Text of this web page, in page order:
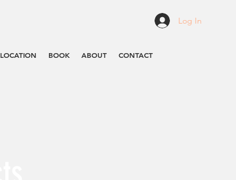
Log In
LOCATION BOOK ABOUT CONTACT